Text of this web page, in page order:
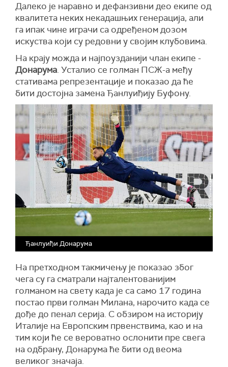
Далеко је наравно и дефанзивни део екипе од
квалитета неких некадашњих генерација, али
га ипак чине играчи са одређеном дозом
искуства који су редовни у својим клубовима.
На крају можда и најпоузданији члан екипе -
Донарума. Усталио се голман ПСЖ-а међу
стативама репрезентације и показао да ће
бити достојна замена Ђанлуиђију Буфону.
Ђанлуиђи Донарума
На претходном такмичењу је показао због
чега су га сматрали најталентованијим
голманом на свету када је са само 17 година
постао први голман Милана, нарочито када се
дође до пенал серија. С обзиром на историју
Италије на Европским првенствима, као и на
тим који ће се вероватно ослонити пре свега
на одбрану, Донарума ће бити од веома
великог значаја.